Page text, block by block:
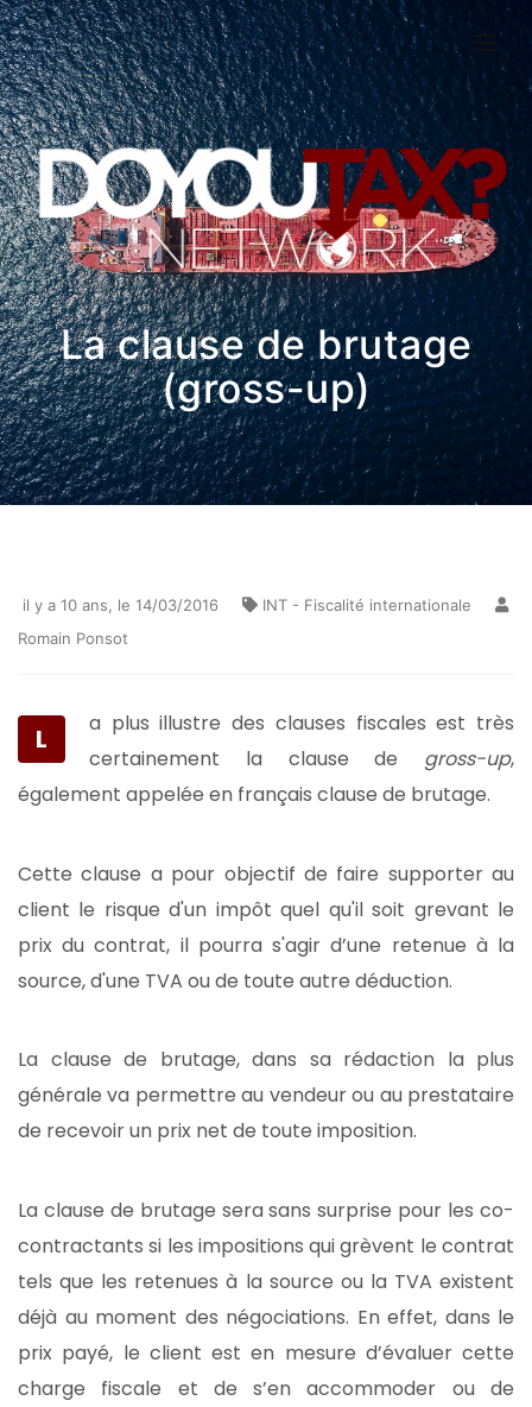
ACTUALITÉS
EXPERTISES
DOSSIERS
CONTACTEZ-NOUS
La clause de brutage
(gross-up)
il y a 10 ans, le 14/03/2016
INT - Fiscalité internationale
Romain Ponsot
L
a plus illustre des clauses fiscales est très
certainement la clause de gross-up,
également appelée en français clause de brutage.
Cette clause a pour objectif de faire supporter au
client le risque d'un impôt quel qu'il soit grevant le
prix du contrat, il pourra s'agir d’une retenue à la
source, d'une TVA ou de toute autre déduction.
La clause de brutage, dans sa rédaction la plus
générale va permettre au vendeur ou au prestataire
de recevoir un prix net de toute imposition.
La clause de brutage sera sans surprise pour les co-
contractants si les impositions qui grèvent le contrat
tels que les retenues à la source ou la TVA existent
déjà au moment des négociations. En effet, dans le
prix payé, le client est en mesure d’évaluer cette
charge fiscale et de s’en accommoder ou de